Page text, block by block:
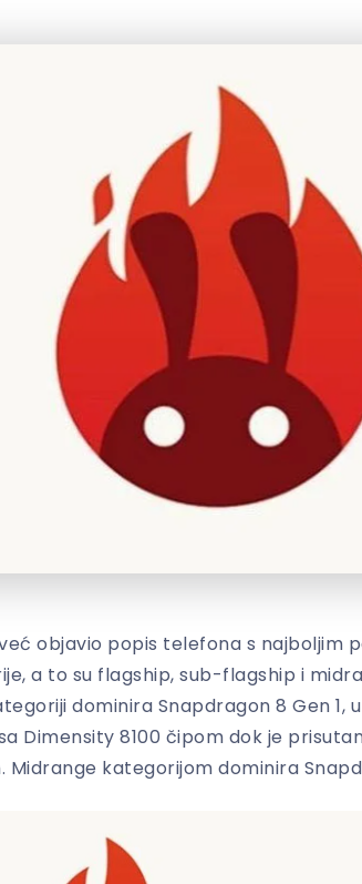
objavio popis telefona s
a to su flagship, sub-flagship i
dominira Snapdragon 8 Gen 1,
Dimensity 8100 čipom dok je
Midrange kategorijom dominira